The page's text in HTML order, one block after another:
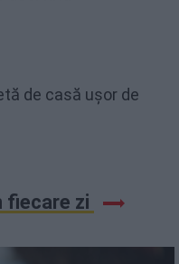
de casă ușor de
fiecare zi